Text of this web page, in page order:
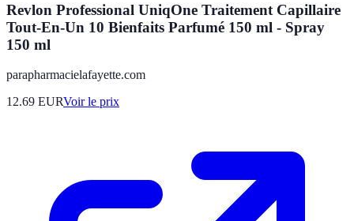
Revlon Professional UniqOne Traitement Capillaire
Tout-En-Un 10 Bienfaits Parfumé 150 ml - Spray
150 ml
parapharmacielafayette.com
12.69 EURVoir le prix